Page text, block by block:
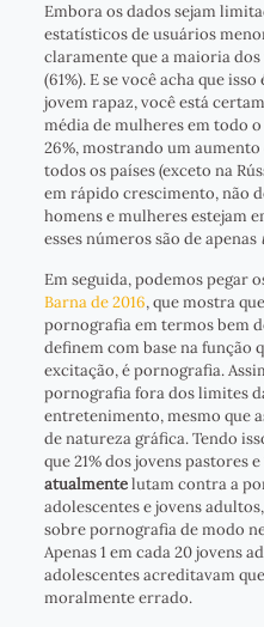
Embora os dados sejam
estatísticos de usuários
claramente que a maioria dos
(61%). E se você acha que
jovem rapaz, você está
média de mulheres em todo
26%, mostrando um
todos os países (exceto na
em rápido crescimento, não
homens e mulheres estejam
esses números são de apenas
Em seguida, podemos pegar
Barna de 2016, que mostra
pornografia em termos bem
definem com base na função
excitação, é pornografia.
pornografia fora dos limites
entretenimento, mesmo que
de natureza gráfica. Tendo
que 21% dos jovens pastores
atualmentelutam contra a
adolescentes e jovens
sobre pornografia de modo
Apenas 1 em cada 20 jovens
adolescentes acreditavam
moralmente errado.